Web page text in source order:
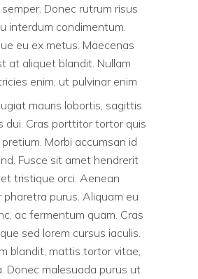
Donec rutrum risus
interdum condimentum.
eu ex metus. Maecenas
at aliquet blandit. Nullam
enim, ut pulvinar enim
mauris lobortis, sagittis
dui. Cras porttitor tortor quis
Morbi accumsan id
Fusce sit amet hendrerit
tristique orci. Aenean
pharetra purus. Aliquam eu
ac fermentum quam. Cras
sed lorem cursus iaculis.
blandit, mattis tortor vitae,
Donec malesuada purus ut